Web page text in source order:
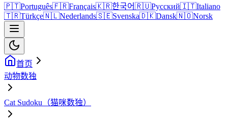
🇵🇹Português🇫🇷Français🇰🇷한국어🇷🇺Русский🇮🇹Italiano
🇹🇷Türkçe🇳🇱Nederlands🇸🇪Svenska🇩🇰Dansk🇳🇴Norsk
首页
动物数独
Cat Sudoku（猫咪数独）